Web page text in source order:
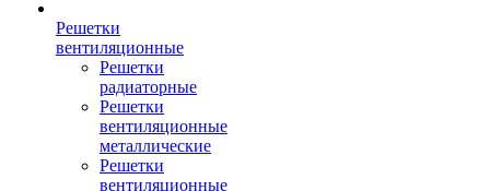
Решетки
вентиляционные
Решетки
радиаторные
Решетки
вентиляционные
металлические
Решетки
вентиляционные